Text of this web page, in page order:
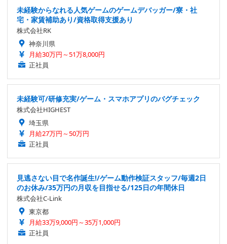
未経験からなれる人気ゲームのゲームデバッガー/寮・社
宅・家賃補助あり/資格取得支援あり
株式会社RK
神奈川県
月給30万円～51万8,000円
正社員
未経験可/研修充実/ゲーム・スマホアプリのバグチェック
株式会社HIGHEST
埼玉県
月給27万円～50万円
正社員
見逃さない目で名作誕生!/ゲーム動作検証スタッフ/毎週2日
のお休み/35万円の月収を目指せる/125日の年間休日
株式会社C-Link
東京都
月給33万9,000円～35万1,000円
正社員